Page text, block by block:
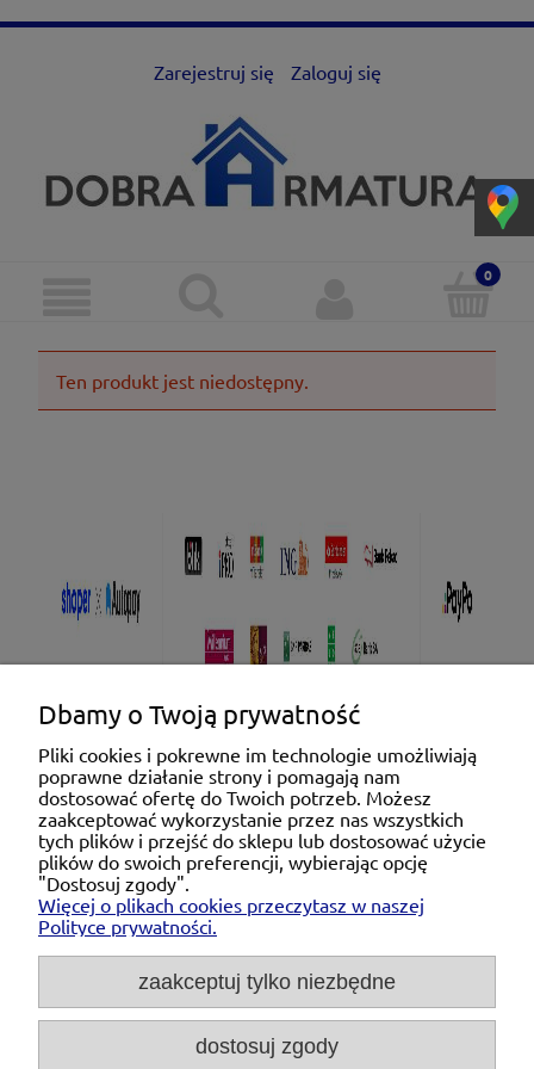
Zarejestruj się Zaloguj się
Ten produkt jest niedostępny.
Pomoc
Moje konto
Płatności i dostawa
O nas
Michał Niedźwiecki Dobra Armatura, ul. Krakowska
Dbamy o Twoją prywatność
Pliki cookies i pokrewne im technologie umożliwiają
poprawne działanie strony i pomagają nam
dostosować ofertę do Twoich potrzeb. Możesz
zaakceptować wykorzystanie przez nas wszystkich
tych plików i przejść do sklepu lub dostosować użycie
plików do swoich preferencji, wybierając opcję
"Dostosuj zgody".
Więcej o plikach cookies przeczytasz w naszej
Polityce prywatności.
zaakceptuj tylko niezbędne
dostosuj zgody